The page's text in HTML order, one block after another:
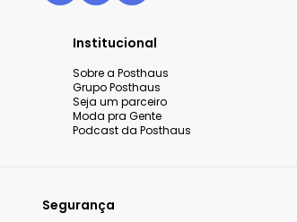
Institucional
Sobre a Posthaus
Grupo Posthaus
Seja um parceiro
Moda pra Gente
Podcast da Posthaus
Segurança